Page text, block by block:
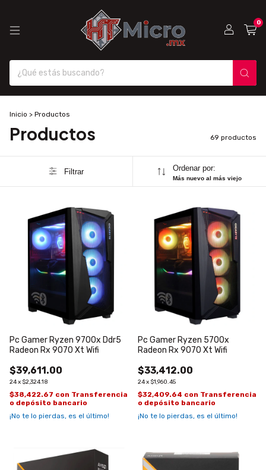
0
Inicio > Productos
Productos 69 productos
Filtrar Ordenar por:
Más nuevo al más viejo
Pc Gamer Ryzen 9700x Ddr5
Radeon Rx 9070 Xt Wifi
$39,611.00
24x $2,324.18
$38,422.67 con Transferencia
o depósito bancario
¡No te lo pierdas, es el último!
Pc Gamer Ryzen 5700x
Radeon Rx 9070 Xt Wifi
$33,412.00
24x $1,960.45
$32,409.64 con Transferencia
o depósito bancario
¡No te lo pierdas, es el último!